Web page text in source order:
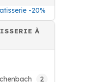
-20%
À
2